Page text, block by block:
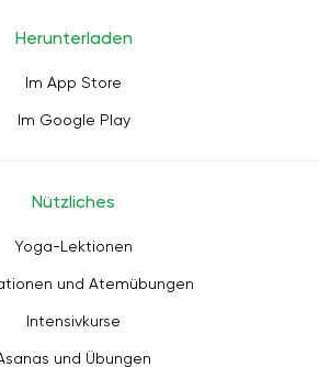
Herunterladen
Im App Store
Im Google Play
Nützliches
Yoga-Lektionen
und Atemübungen
Intensivkurse
und Übungen